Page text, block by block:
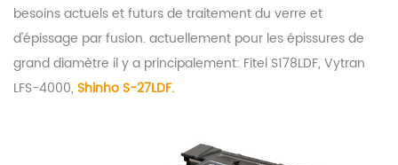
besoins actuels et futurs de traitement du verre et
d'épissage par fusion. actuellement pour les épissures de
grand diamètre il y a principalement: Fitel S178LDF, Vytran
LFS-4000, Shinho S-27LDF.